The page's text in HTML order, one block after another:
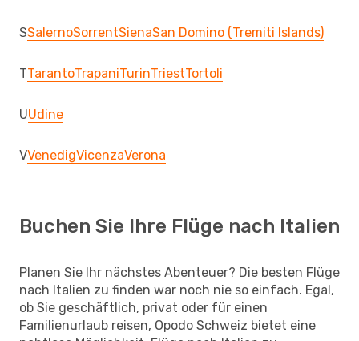
SSalernoSorrentSienaSan Domino (Tremiti Islands)
TTarantoTrapaniTurinTriestTortoli
UUdine
VVenedigVicenzaVerona
Buchen Sie Ihre Flüge nach Italien
Planen Sie Ihr nächstes Abenteuer? Die besten Flüge
nach Italien zu finden war noch nie so einfach. Egal,
ob Sie geschäftlich, privat oder für einen
Familienurlaub reisen, Opodo Schweiz bietet eine